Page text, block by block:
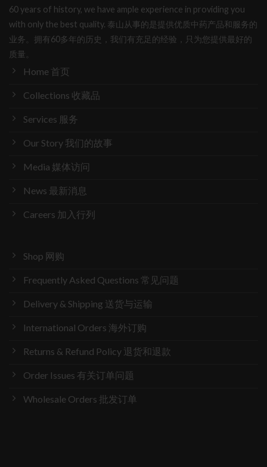
60 years of history, we have ample experience in providing you
with only the best quality. 泰山从事的是提供优质中药产品和服务的
业务。拥有60多年的历史，我们有充足的经验，只为您提供最好的
质量。
Home 首页
Collections 收藏品
Services 服务
Our Story 我们的故事
Media 媒体访问
News 最新消息
Careers 加入行列
Shop 网购
Frequently Asked Questions 常见问题
Delivery & Shipping 送货与运输
International Orders 海外订购
Returns & Refund Policy 退货和退款
Order Issues 有关订单问题
Wholesale Orders 批发订单